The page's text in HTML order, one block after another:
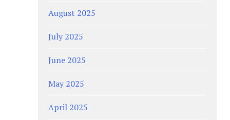
August 2025
July 2025
June 2025
May 2025
April 2025